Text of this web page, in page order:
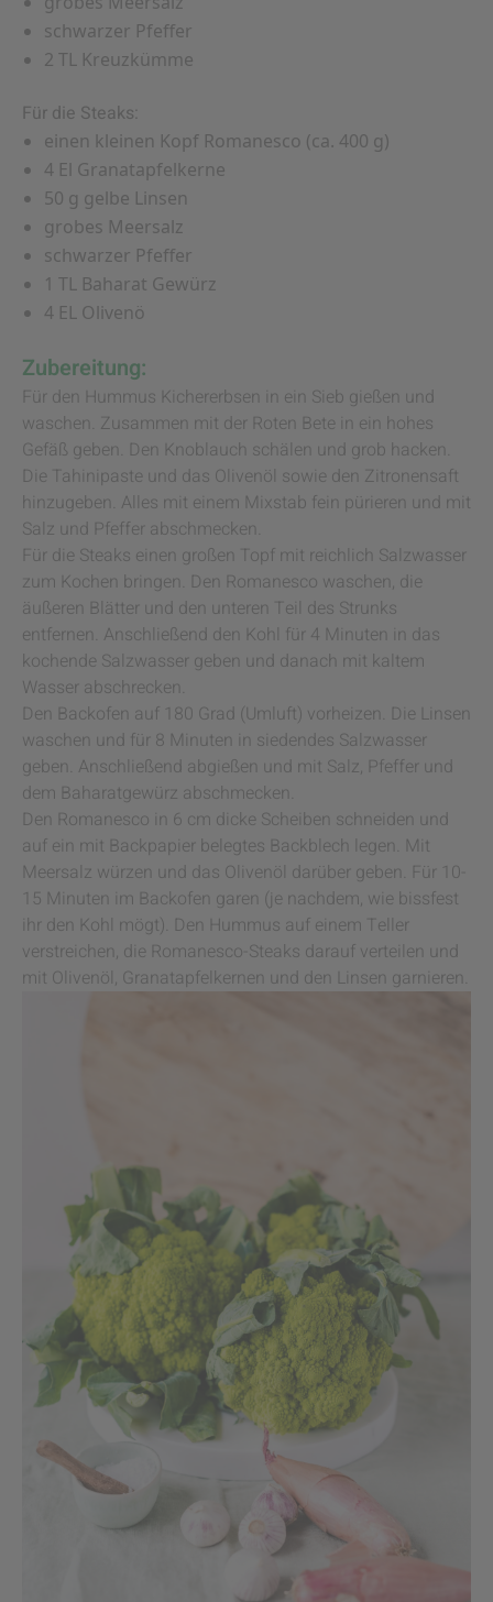
schwarzer Pfeffer
2 TL Kreuzkümme
Für die Steaks:
einen kleinen Kopf Romanesco (ca. 400 g)
4 El Granatapfelkerne
50 g gelbe Linsen
grobes Meersalz
schwarzer Pfeffer
1 TL Baharat Gewürz
4 EL Olivenö
Zubereitung:
Für den Hummus Kichererbsen in ein Sieb gießen und
waschen. Zusammen mit der Roten Bete in ein hohes
Gefäß geben. Den Knoblauch schälen und grob hacken.
Die Tahinipaste und das Olivenöl sowie den Zitronensaft
hinzugeben. Alles mit einem Mixstab fein pürieren und mit
Salz und Pfeffer abschmecken.
Für die Steaks einen großen Topf mit reichlich Salzwasser
zum Kochen bringen. Den Romanesco waschen, die
äußeren Blätter und den unteren Teil des Strunks
entfernen. Anschließend den Kohl für 4 Minuten in das
kochende Salzwasser geben und danach mit kaltem
Wasser abschrecken.
Den Backofen auf 180 Grad (Umluft) vorheizen. Die Linsen
waschen und für 8 Minuten in siedendes Salzwasser
geben. Anschließend abgießen und mit Salz, Pfeffer und
dem Baharatgewürz abschmecken.
Den Romanesco in 6 cm dicke Scheiben schneiden und
auf ein mit Backpapier belegtes Backblech legen. Mit
Meersalz würzen und das Olivenöl darüber geben. Für 10-
15 Minuten im Backofen garen (je nachdem, wie bissfest
ihr den Kohl mögt). Den Hummus auf einem Teller
verstreichen, die Romanesco-Steaks darauf verteilen und
mit Olivenöl, Granatapfelkernen und den Linsen garnieren.